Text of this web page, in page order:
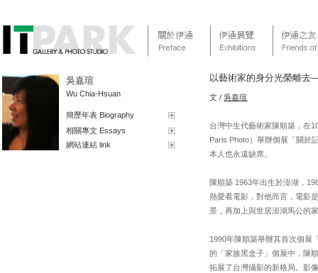
吳嘉瑄
Wu Chia-Hsuan
簡歷年表 Biography
相關專文 Essays
網站連結 link
以藝術家的身分光榮離去
文 /吳嘉瑄
台灣中生代藝術家陳順築，在
Paris Photo）舉辦個展「關於
本人也永遠缺席。
陳順築 1963年出生於澎湖，
熱愛看電影，對他而言，電影
景，再加上與世居澎湖馬公的
1990年陳順築舉辦其首次個展
的「家族黑盒子」個展中，陳
拓展了台灣攝影的新格局。影